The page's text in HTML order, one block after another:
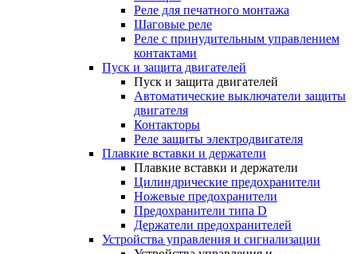
Реле для печатного монтажа
Шаговые реле
Реле с принудительным управлением
контактами
Пуск и защита двигателей
Пуск и защита двигателей
Автоматические выключатели защиты
двигателя
Контакторы
Реле защиты электродвигателя
Плавкие вставки и держатели
Плавкие вставки и держатели
Цилиндрические предохранители
Ножевые предохранители
Предохранители типа D
Держатели предохранителей
Устройства управления и сигнализации